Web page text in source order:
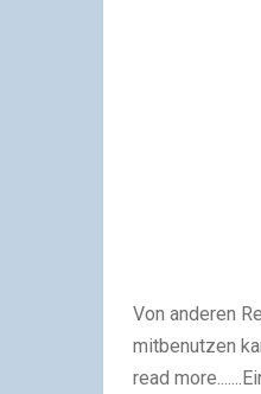
Von anderen
mitbenutzen
read